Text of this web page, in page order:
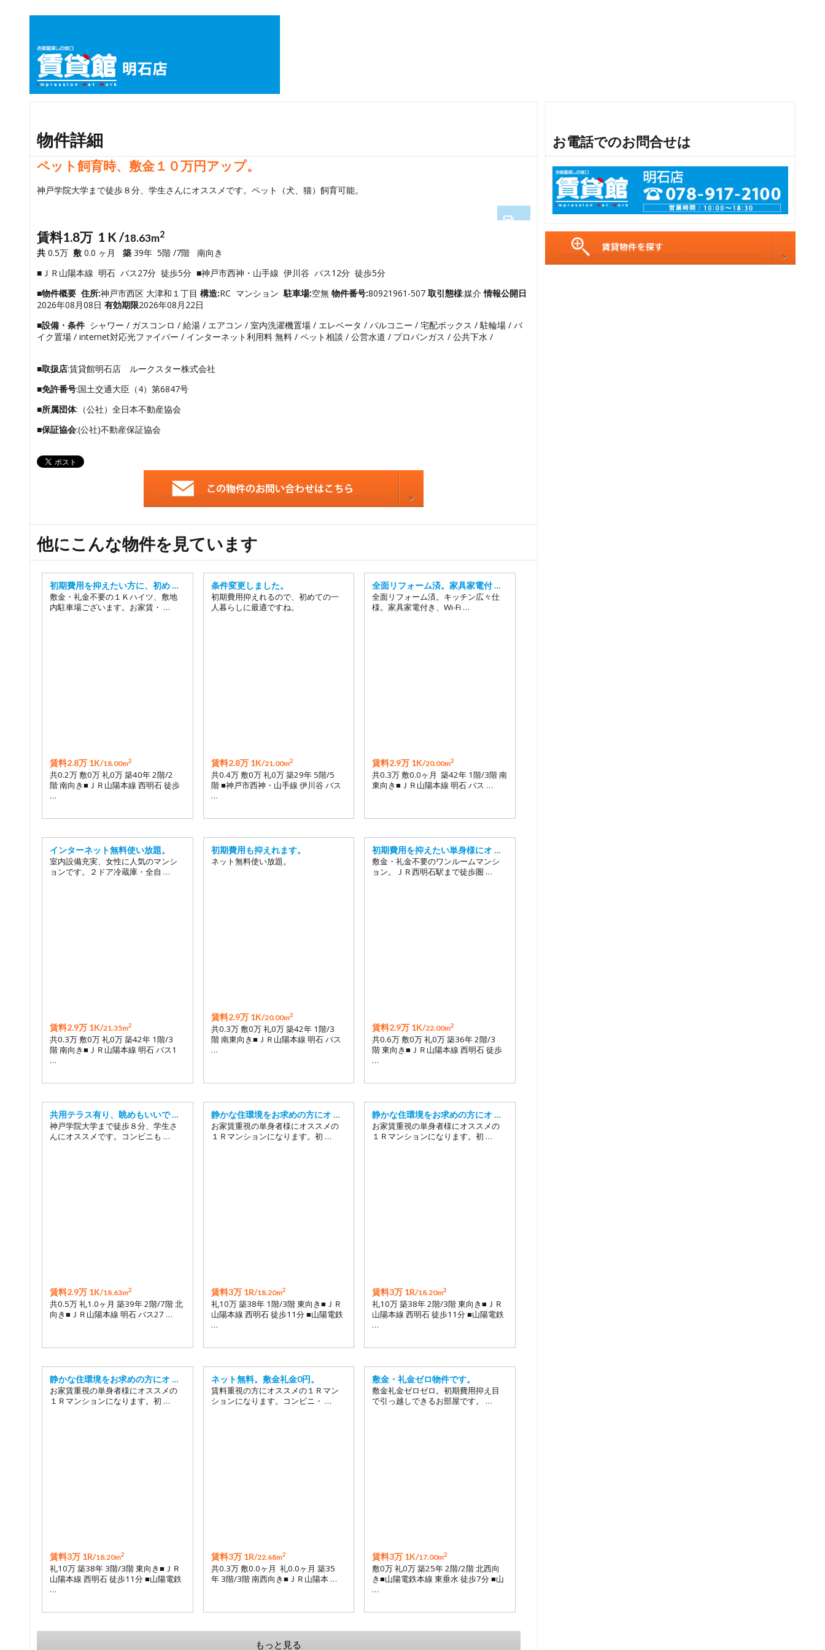
物件詳細
ペット飼育時、敷金１０万円アップ。
神戸学院大学まで徒歩８分、学生さんにオススメです。ペット（犬、猫）飼育可能。
4
6
16
18
19
29
賃料1.8万 1 K /18.63m2
共 0.5万 敷 0.0 ヶ月 築 39年 5階 /7階 南向き
■ＪＲ山陽本線 明石 バス27分 徒歩5分 ■神戸市西神・山手線 伊川谷 バス12分 徒歩5分
■物件概要 住所:神戸市西区 大津和１丁目 構造:RC マンション 駐車場:空無 物件番号:80921961-507 取引態様:媒介情報公開日
2026年08月08日 有効期限2026年08月22日
■設備・条件 シャワー / ガスコンロ / 給湯 / エアコン / 室内洗濯機置場 / エレベータ / バルコニー / 宅配ボックス / 駐輪場 / バ
イク置場 / internet対応光ファイバー / インターネット利用料 無料 / ペット相談 / 公営水道 / プロパンガス / 公共下水 /
■取扱店:賃貸館明石店 ルークスター株式会社
■免許番号:国土交通大臣（4）第6847号
■所属団体:（公社）全日本不動産協会
■保証協会:(公社)不動産保証協会
他にこんな物件を見ています
初期費用を抑えたい方に、初め …
敷金・礼金不要の１Ｋハイツ、敷地
内駐車場ございます。お家賃・ …
賃料2.8万 1K/18.00m2
共0.2万 敷0万 礼0万 築40年 2階/2
階 南向き■ＪＲ山陽本線 西明石 徒歩
…
条件変更しました。
初期費用抑えれるので、初めての一
人暮らしに最適ですね。
賃料2.8万 1K/21.00m2
共0.4万 敷0万 礼0万 築29年 5階/5
階 ■神戸市西神・山手線 伊川谷 バス
…
全面リフォーム済。家具家電付 …
全面リフォーム済。キッチン広々仕
様。家具家電付き、Wi-Fi …
賃料2.9万 1K/20.00m2
共0.3万 敷0.0ヶ月 築42年 1階/3階 南
東向き■ＪＲ山陽本線 明石 バス …
インターネット無料使い放題。
室内設備充実、女性に人気のマンシ
ョンです。２ドア冷蔵庫・全自 …
賃料2.9万 1K/21.35m2
共0.3万 敷0万 礼0万 築42年 1階/3
階 南向き■ＪＲ山陽本線 明石 バス1
…
初期費用も抑えれます。
ネット無料使い放題。
賃料2.9万 1K/20.00m2
共0.3万 敷0万 礼0万 築42年 1階/3
階 南東向き■ＪＲ山陽本線 明石 バス
…
初期費用を抑えたい単身様にオ …
敷金・礼金不要のワンルームマンシ
ョン。ＪＲ西明石駅まで徒歩圏 …
賃料2.9万 1K/22.00m2
共0.6万 敷0万 礼0万 築36年 2階/3
階 東向き■ＪＲ山陽本線 西明石 徒歩
…
共用テラス有り、眺めもいいで …
神戸学院大学まで徒歩８分、学生さ
んにオススメです。コンビニも …
賃料2.9万 1K/18.63m2
共0.5万 礼1.0ヶ月 築39年 2階/7階 北
向き■ＪＲ山陽本線 明石 バス27 …
静かな住環境をお求めの方にオ …
お家賃重視の単身者様にオススメの
１Ｒマンションになります。初 …
賃料3万 1R/18.20m2
礼10万 築38年 1階/3階 東向き■ＪＲ
山陽本線 西明石 徒歩11分 ■山陽電鉄
…
静かな住環境をお求めの方にオ …
お家賃重視の単身者様にオススメの
１Ｒマンションになります。初 …
賃料3万 1R/18.20m2
礼10万 築38年 2階/3階 東向き■ＪＲ
山陽本線 西明石 徒歩11分 ■山陽電鉄
…
静かな住環境をお求めの方にオ …
お家賃重視の単身者様にオススメの
１Ｒマンションになります。初 …
賃料3万 1R/18.20m2
礼10万 築38年 3階/3階 東向き■ＪＲ
山陽本線 西明石 徒歩11分 ■山陽電鉄
…
ネット無料。敷金礼金0円。
賃料重視の方にオススメの１Ｒマン
ションになります。コンビニ・ …
賃料3万 1R/22.68m2
共0.3万 敷0.0ヶ月 礼0.0ヶ月 築35
年 3階/3階 南西向き■ＪＲ山陽本 …
敷金・礼金ゼロ物件です。
敷金礼金ゼロゼロ。初期費用抑え目
で引っ越しできるお部屋です。 …
賃料3万 1K/17.00m2
敷0万 礼0万 築25年 2階/2階 北西向
き■山陽電鉄本線 東垂水 徒歩7分 ■山
…
もっと見る
お電話でのお問合せは